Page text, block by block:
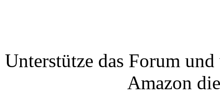
Unterstütze das Forum
Amazon